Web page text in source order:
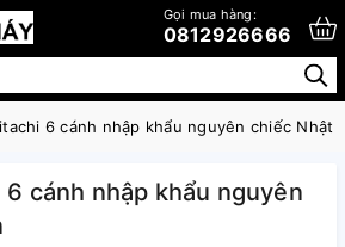
Gọi mua hàng:
0812926666
6 cánh nhập khẩu nguyên chiếc Nhật
cánh nhập khẩu nguyên